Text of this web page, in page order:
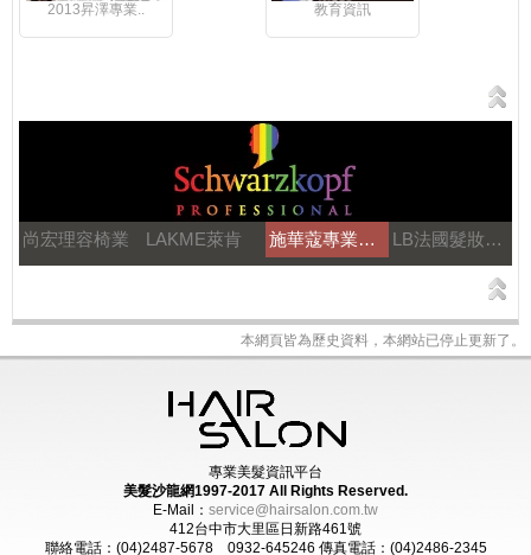
2013昇澤專業.. 教育資訊
尚宏理容椅業 LAKME萊肯 施華蔻專業美髮 LB法國髮妝之鑰
本網頁皆為歷史資料，本網站已停止更新了。
專業美髮資訊平台
美髮沙龍網1997-2017 All Rights Reserved.
E-Mail： service@hairsalon.com.tw
412台中市大里區日新路461號
聯絡電話：(04)2487-5678 0932-645246 傳真電話：(04)2486-2345